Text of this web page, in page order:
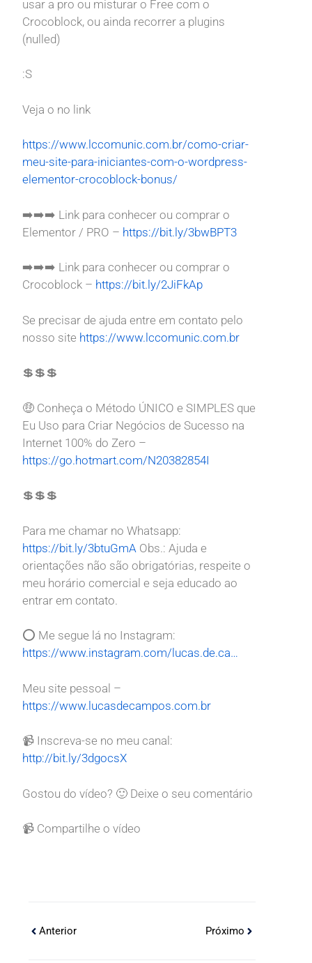
usar a pro ou misturar o Free com o
Crocoblock, ou ainda recorrer a plugins
(nulled)
:S
Veja o no link
https://www.lccomunic.com.br/como-criar-
meu-site-para-iniciantes-com-o-wordpress-
elementor-crocoblock-bonus/
➡️➡️➡️ Link para conhecer ou comprar o
Elementor / PRO – https://bit.ly/3bwBPT3
➡️➡️➡️ Link para conhecer ou comprar o
Crocoblock – https://bit.ly/2JiFkAp
Se precisar de ajuda entre em contato pelo
nosso site https://www.lccomunic.com.br
💲💲💲
🤑 Conheça o Método ÚNICO e SIMPLES que
Eu Uso para Criar Negócios de Sucesso na
Internet 100% do Zero –
https://go.hotmart.com/N20382854I
💲💲💲
Para me chamar no Whatsapp:
https://bit.ly/3btuGmA Obs.: Ajuda e
orientações não são obrigatórias, respeite o
meu horário comercial e seja educado ao
entrar em contato.
⭕ Me segue lá no Instagram:
https://www.instagram.com/lucas.de.ca…
Meu site pessoal –
https://www.lucasdecampos.com.br
📹 Inscreva-se no meu canal:
http://bit.ly/3dgocsX
Gostou do vídeo? 🙂 Deixe o seu comentário
📹 Compartilhe o vídeo
Anterior Próximo